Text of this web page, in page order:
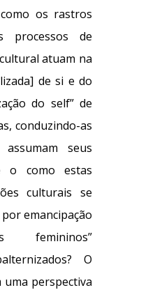
os rastros
de
atuam na
de si e do
do self” de
conduzindo-as
seus
o como estas
culturais se
emancipação
femininos”
O
perspectiva